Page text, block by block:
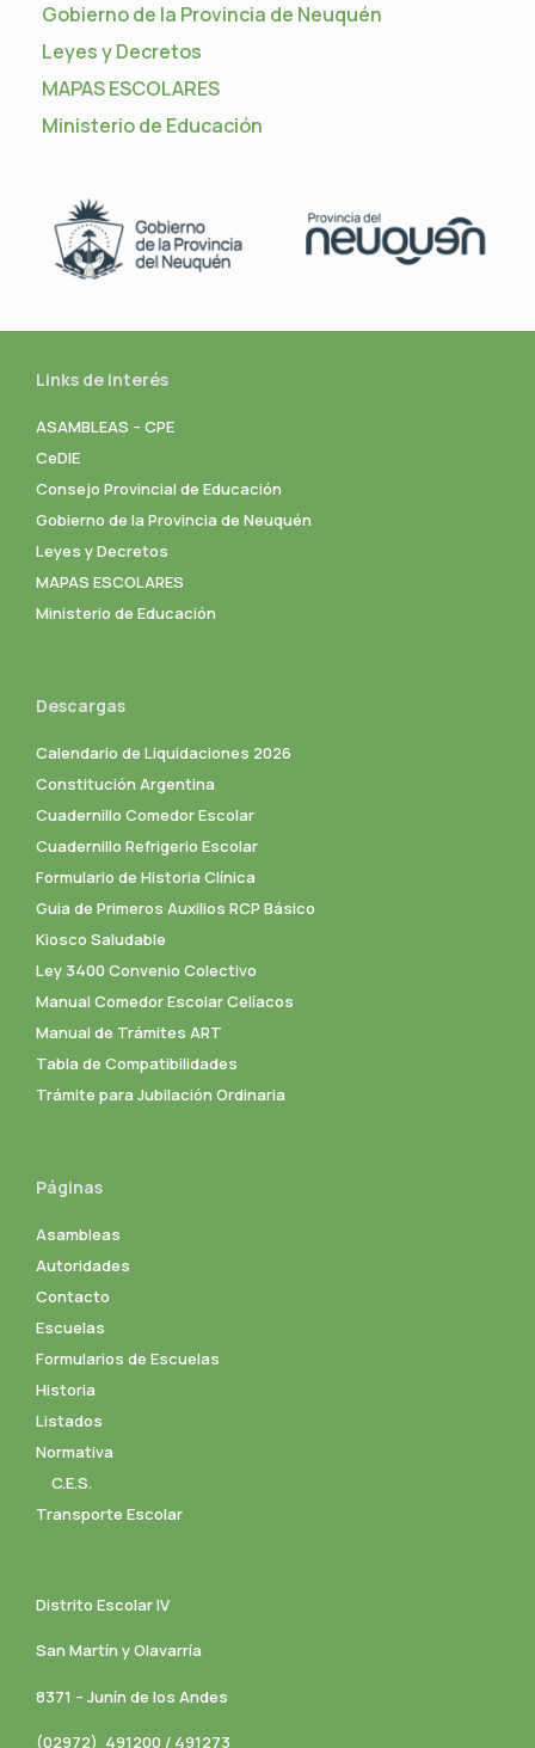
Gobierno de la Provincia de Neuquén
Leyes y Decretos
MAPAS ESCOLARES
Ministerio de Educación
Links de interés
ASAMBLEAS – CPE
CeDIE
Consejo Provincial de Educación
Gobierno de la Provincia de Neuquén
Leyes y Decretos
MAPAS ESCOLARES
Ministerio de Educación
Descargas
Calendario de Liquidaciones 2026
Constitución Argentina
Cuadernillo Comedor Escolar
Cuadernillo Refrigerio Escolar
Formulario de Historia Clínica
Guia de Primeros Auxilios RCP Básico
Kiosco Saludable
Ley 3400 Convenio Colectivo
Manual Comedor Escolar Celíacos
Manual de Trámites ART
Tabla de Compatibilidades
Trámite para Jubilación Ordinaria
Páginas
Asambleas
Autoridades
Contacto
Escuelas
Formularios de Escuelas
Historia
Listados
Normativa
C.E.S.
Transporte Escolar
Distrito Escolar IV
San Martín y Olavarría
8371 – Junín de los Andes
(02972) 491200 / 491273